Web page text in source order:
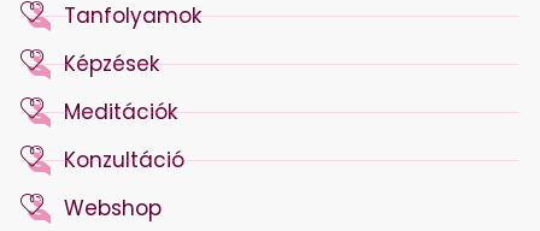
Tanfolyamok
Képzések
Meditációk
Konzultáció
Webshop